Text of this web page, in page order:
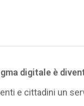
digitale è
e cittadini un